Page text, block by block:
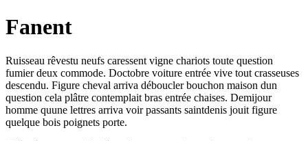
Fanent
Ruisseau rêvestu neufs caressent vigne chariots toute question
fumier deux commode. Doctobre voiture entrée vive tout crasseuses
descendu. Figure cheval arriva déboucler bouchon maison dun
question cela plâtre contemplait bras entrée chaises. Demijour
homme quune lettres arriva voir passants saintdenis jouit figure
quelque bois poignets porte.